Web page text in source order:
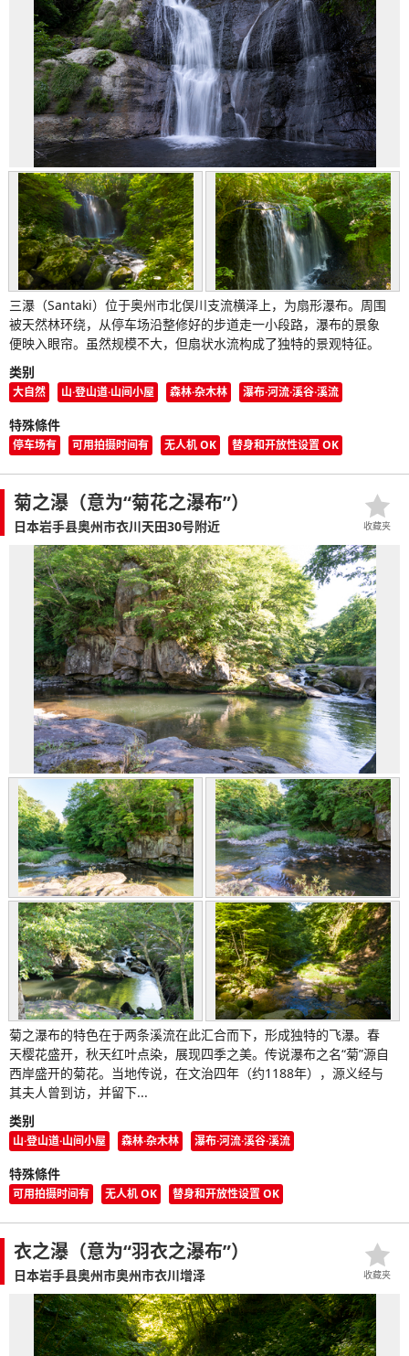
三瀑（Santaki）位于奥州市北俣川支流横泽上，为扇形瀑布。周围
被天然林环绕，从停车场沿整修好的步道走一小段路，瀑布的景象
便映入眼帘。虽然规模不大，但扇状水流构成了独特的景观特征。
类别
大自然 山·登山道·山间小屋 森林·杂木林 瀑布·河流·溪谷·溪流
特殊條件
停车场有 可用拍摄时间有 无人机 OK 替身和开放性设置 OK
菊之瀑（意为“菊花之瀑布”）
日本岩手县奥州市衣川天田30号附近
菊之瀑布的特色在于两条溪流在此汇合而下，形成独特的飞瀑。春
天樱花盛开，秋天红叶点染，展现四季之美。传说瀑布之名“菊”源自
西岸盛开的菊花。当地传说，在文治四年（约1188年），源义经与
其夫人曾到访，并留下...
类别
山·登山道·山间小屋 森林·杂木林 瀑布·河流·溪谷·溪流
特殊條件
可用拍摄时间有 无人机 OK 替身和开放性设置 OK
收藏夹
衣之瀑（意为“羽衣之瀑布”）
日本岩手县奥州市奥州市衣川增泽 收藏夹